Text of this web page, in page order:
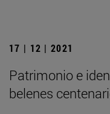
17 | 12 | 2021
Patrimonio e
belenes